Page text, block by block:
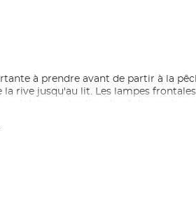
à prendre avant de partir à la
rive jusqu'au lit. Les lampes
éclairer votre lieu de pêche, mais
mais effraie aussi les poissons.
par exemple vert, rouge et